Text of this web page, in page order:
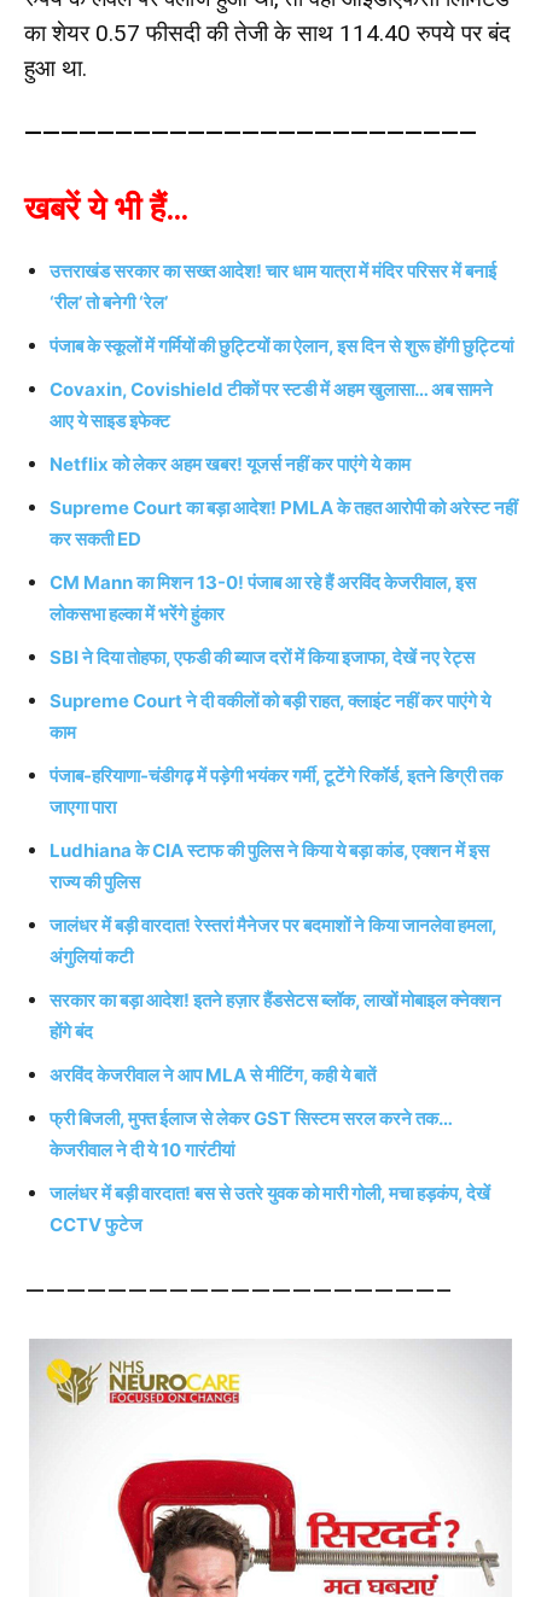
का शेयर 0.57 फीसदी की तेजी के साथ 114.40 रुपये पर बंद
हुआ था.
—————————————————————————
खबरें ये भी हैं…
उत्तराखंड सरकार का सख्त आदेश! चार धाम यात्रा में मंदिर परिसर में बनाई
‘रील’ तो बनेगी ‘रेल’
पंजाब के स्कूलों में गर्मियों की छुट्टियों का ऐलान, इस दिन से शुरू होंगी छुट्टियां
Covaxin, Covishield टीकों पर स्टडी में अहम खुलासा… अब सामने
आए ये साइड इफेक्ट
Netflix को लेकर अहम खबर! यूजर्स नहीं कर पाएंगे ये काम
Supreme Court का बड़ा आदेश! PMLA के तहत आरोपी को अरेस्ट नहीं
कर सकती ED
CM Mann का मिशन 13-0! पंजाब आ रहे हैं अरविंद केजरीवाल, इस
लोकसभा हल्का में भरेंगे हुंकार
SBI ने दिया तोहफा, एफडी की ब्याज दरों में किया इजाफा, देखें नए रेट्स
Supreme Court ने दी वकीलों को बड़ी राहत, क्लाइंट नहीं कर पाएंगे ये
काम
पंजाब-हरियाणा-चंडीगढ़ में पड़ेगी भयंकर गर्मी, टूटेंगे रिकॉर्ड, इतने डिग्री तक
जाएगा पारा
Ludhiana के CIA स्टाफ की पुलिस ने किया ये बड़ा कांड, एक्शन में इस
राज्य की पुलिस
जालंधर में बड़ी वारदात! रेस्तरां मैनेजर पर बदमाशों ने किया जानलेवा हमला,
अंगुलियां कटी
सरकार का बड़ा आदेश! इतने हज़ार हैंडसेटस ब्लॉक, लाखों मोबाइल क्नेक्शन
होंगे बंद
अरविंद केजरीवाल ने आप MLA से मीटिंग, कही ये बातें
फ्री बिजली, मुफ्त ईलाज से लेकर GST सिस्टम सरल करने तक…
केजरीवाल ने दी ये 10 गारंटीयां
जालंधर में बड़ी वारदात! बस से उतरे युवक को मारी गोली, मचा हड़कंप, देखें
CCTV फुटेज
————————————————————–